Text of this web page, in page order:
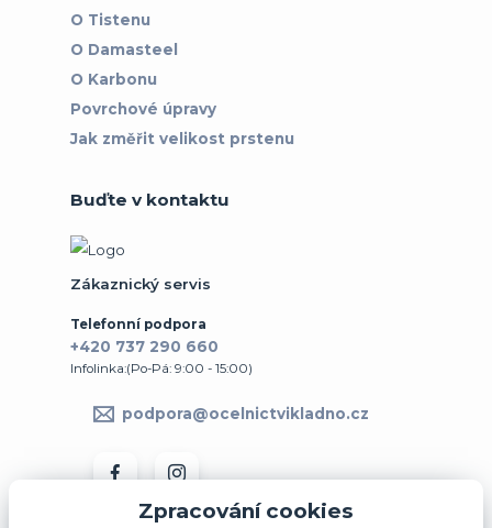
O Tistenu
O Damasteel
O Karbonu
Povrchové úpravy
Jak změřit velikost prstenu
Buďte v kontaktu
Zákaznický servis
Telefonní podpora
+420 737 290 660
Infolinka:(Po-Pá: 9:00 - 15:00)
podpora@ocelnictvikladno.cz
Zpracování cookies